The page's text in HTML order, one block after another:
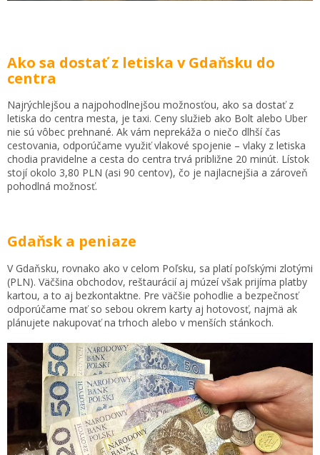
Ako sa dostať z letiska v Gdaňsku do
centra
Najrýchlejšou a najpohodlnejšou možnosťou, ako sa dostať z
letiska do centra mesta, je taxi. Ceny služieb ako Bolt alebo Uber
nie sú vôbec prehnané. Ak vám neprekáža o niečo dlhší čas
cestovania, odporúčame využiť vlakové spojenie – vlaky z letiska
chodia pravidelne a cesta do centra trvá približne 20 minút. Lístok
stojí okolo 3,80 PLN (asi 90 centov), čo je najlacnejšia a zároveň
pohodlná možnosť.
Gdaňsk a peniaze
V Gdaňsku, rovnako ako v celom Poľsku, sa platí poľskými zlotými
(PLN). Väčšina obchodov, reštaurácií aj múzeí však prijíma platby
kartou, a to aj bezkontaktne. Pre väčšie pohodlie a bezpečnosť
odporúčame mať so sebou okrem karty aj hotovosť, najmä ak
plánujete nakupovať na trhoch alebo v menších stánkoch.